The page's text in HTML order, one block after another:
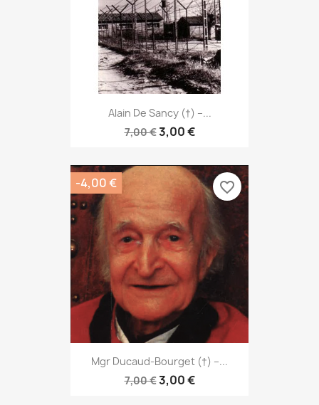
Alain De Sancy (†) –...
7,00 €3,00 €
Mgr Ducaud-Bourget (†) –...
7,00 €3,00 €
-4,00 € favorite_border